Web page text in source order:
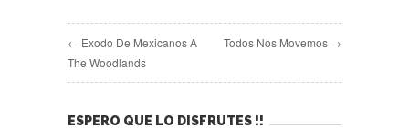
← Exodo De Mexicanos A
The Woodlands
Todos Nos Movemos →
ESPERO QUE LO DISFRUTES !!